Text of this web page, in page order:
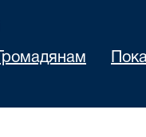
Громадянам